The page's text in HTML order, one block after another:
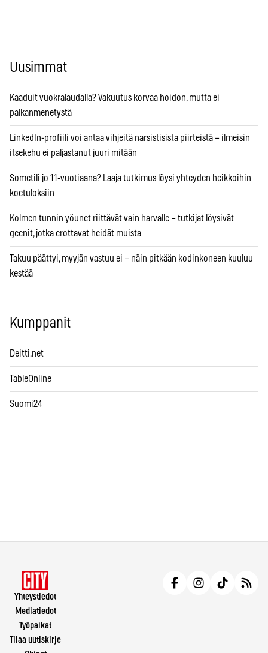
Uusimmat
Kaaduit vuokralaudalla? Vakuutus korvaa hoidon, mutta ei
palkanmenetystä
LinkedIn-profiili voi antaa vihjeitä narsistisista piirteistä – ilmeisin
itsekehu ei paljastanut juuri mitään
Sometili jo 11-vuotiaana? Laaja tutkimus löysi yhteyden heikkoihin
koetuloksiin
Kolmen tunnin yöunet riittävät vain harvalle – tutkijat löysivät
geenit, jotka erottavat heidät muista
Takuu päättyi, myyjän vastuu ei – näin pitkään kodinkoneen kuuluu
kestää
Kumppanit
Deitti.net
TableOnline
Suomi24
Yhteystiedot
Mediatiedot
Työpaikat
Tilaa uutiskirje